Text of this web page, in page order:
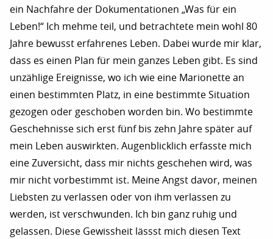
ein Nachfahre der Dokumentationen „Was für ein
Leben!“ Ich mehme teil, und betrachtete mein wohl 80
Jahre bewusst erfahrenes Leben. Dabei wurde mir klar,
dass es einen Plan für mein ganzes Leben gibt. Es sind
unzählige Ereignisse, wo ich wie eine Marionette an
einen bestimmten Platz, in eine bestimmte Situation
gezogen oder geschoben worden bin. Wo bestimmte
Geschehnisse sich erst fünf bis zehn Jahre später auf
mein Leben auswirkten. Augenblicklich erfasste mich
eine Zuversicht, dass mir nichts geschehen wird, was
mir nicht vorbestimmt ist. Meine Angst davor, meinen
Liebsten zu verlassen oder von ihm verlassen zu
werden, ist verschwunden. Ich bin ganz ruhig und
gelassen. Diese Gewissheit lässst mich diesen Text